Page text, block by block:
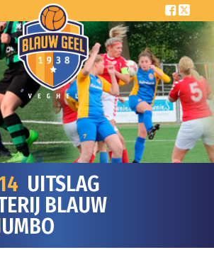
UITSLAG
BLAUW